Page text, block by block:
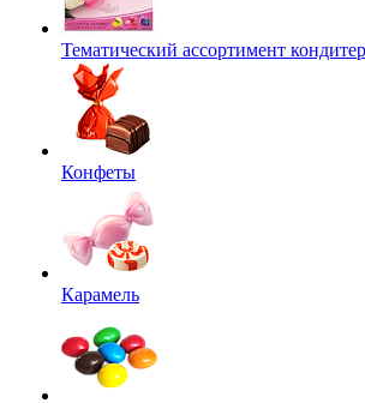
Тематический ассортимент
Конфеты
Карамель